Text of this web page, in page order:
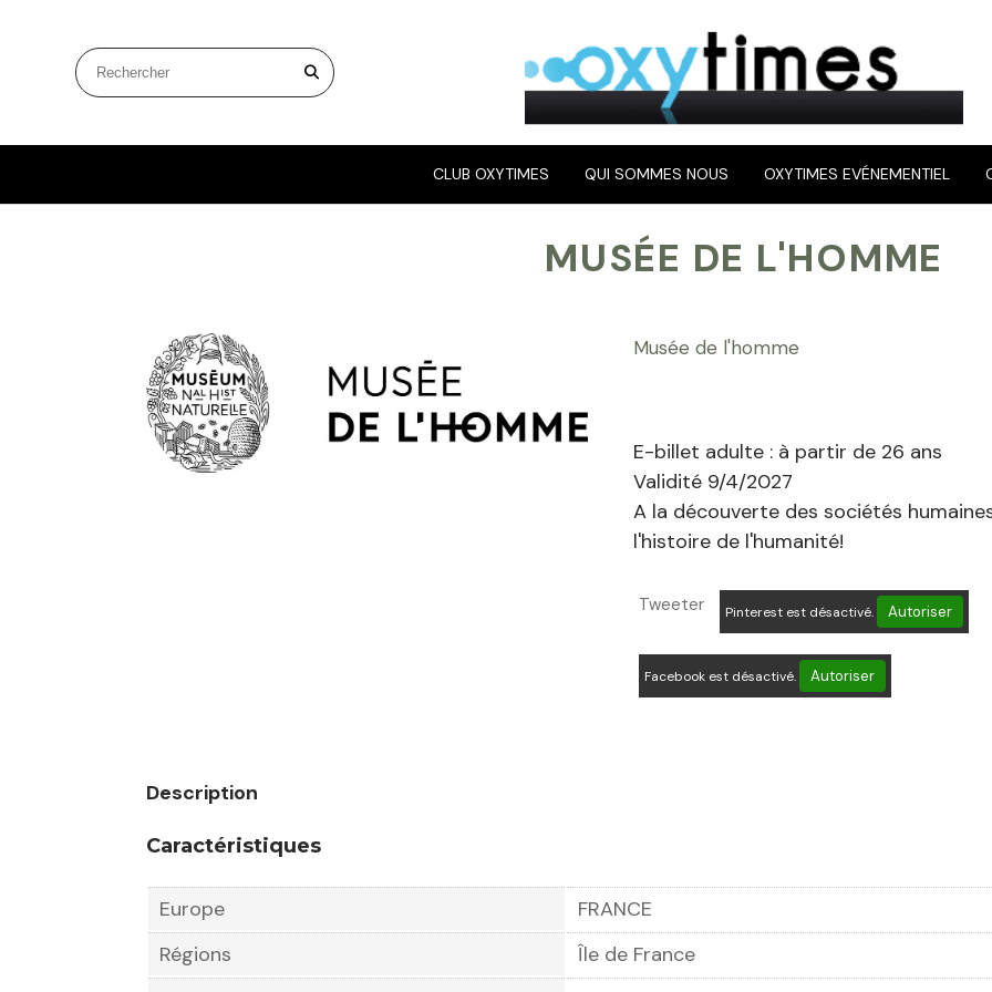
Rechercher sur le site
CLUB OXYTIMES QUI SOMMES NOUS OXYTIMES EVÉNEMENTIEL
MUSÉE DE L'HOMME
Musée de l'homme
E-billet adulte : à partir de 26 ans
Validité 9/4/2027
A la découverte des sociétés
l'histoire de l'humanité!
Tweeter Pinterest est désactivé. Autoriser
Facebook est désactivé. Autoriser
Description
Caractéristiques
Europe
FRANCE
Régions
Île de France